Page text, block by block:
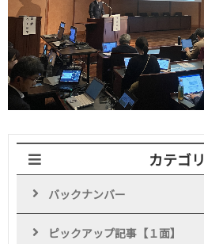
カテゴリ
バックナンバー
ピックアップ記事【１面】